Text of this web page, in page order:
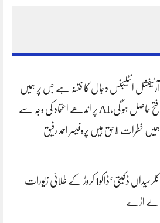
آرٹیفشل انٹلیجنس دجال کا فتنہ ہے جس پر ہمیں
فتح حاصل ہو گی،AI پر اندھے اعتماد کی وجہ سے
ہمیں خطرات لاحق ہیں پروفیسر احمد رفیق
کلرسیداں ڈکیتی‘ڈاکو1 کروڑ کے طلائی زیورات
لے اڑے